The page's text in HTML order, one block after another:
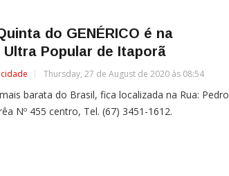
do GENÉRICO é na
Ultra Popular de Itaporã
Thursday, 27 de August de 2020 às 08:54
barata do Brasil, fica localizada na Rua: Pedro
Nº 455 centro, Tel. (67) 3451-1612.